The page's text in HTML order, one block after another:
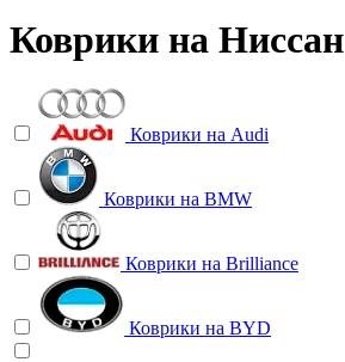
Коврики на Ниссан
Коврики на Audi
Коврики на BMW
Коврики на Brilliance
Коврики на BYD